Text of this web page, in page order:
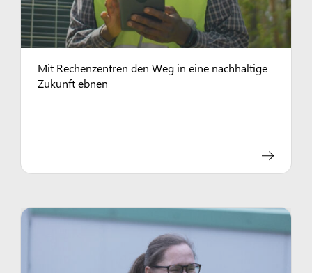
Mit Rechenzentren den Weg in eine nachhaltige
Zukunft ebnen